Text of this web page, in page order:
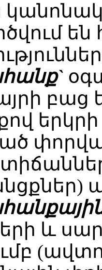
են
բաց
երկրի
և